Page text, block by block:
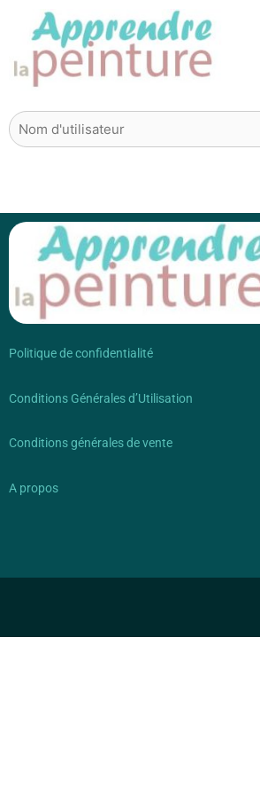
contenu
Politique de confidentialité
Conditions Générales d’Utilisation
Conditions générales de vente
A propos